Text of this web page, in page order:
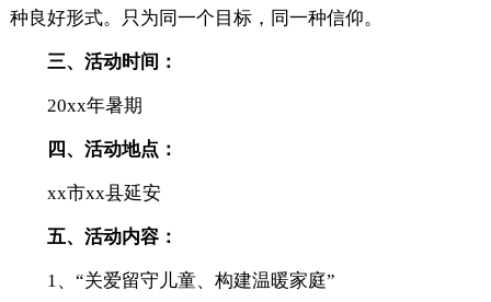
种良好形式。只为同一个目标，同一种信仰。
三、活动时间：
20xx年暑期
四、活动地点：
xx市xx县延安
五、活动内容：
1、“关爱留守儿童、构建温暖家庭”